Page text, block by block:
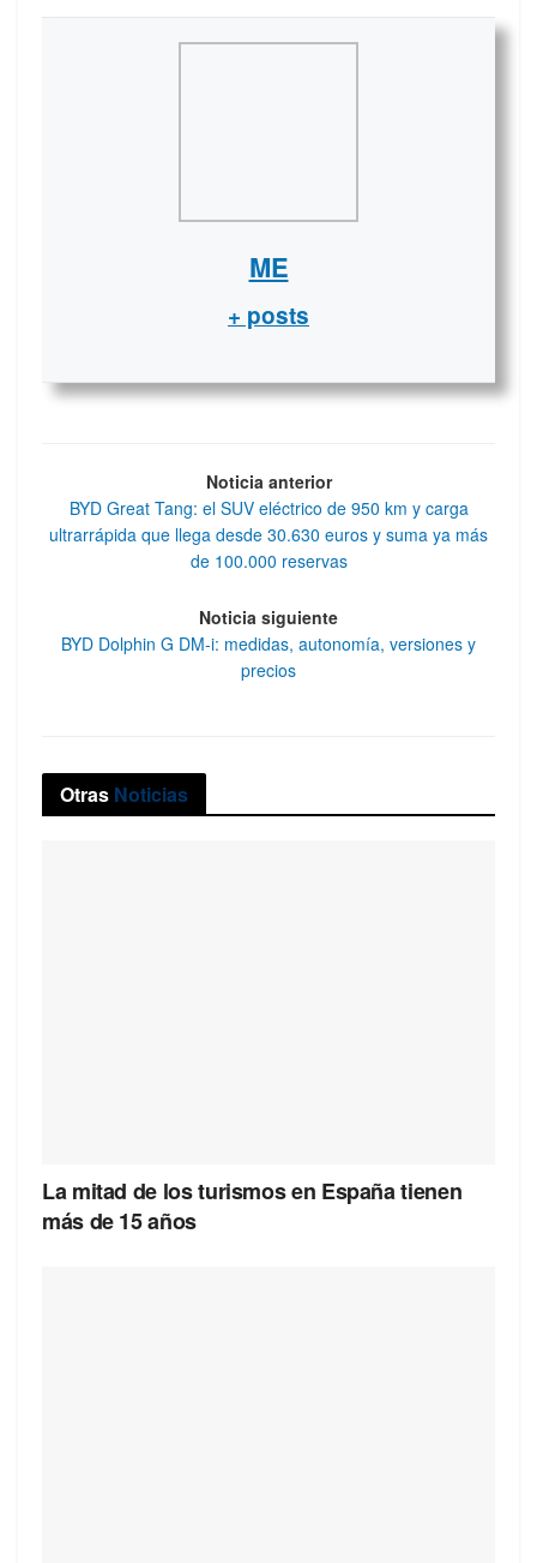
ME
+ posts
Noticia anterior
BYD Great Tang: el SUV eléctrico de 950 km y carga
ultrarrápida que llega desde 30.630 euros y suma ya más
de 100.000 reservas
Noticia siguiente
BYD Dolphin G DM-i: medidas, autonomía, versiones y
precios
Otras Noticias
La mitad de los turismos en España tienen
más de 15 años